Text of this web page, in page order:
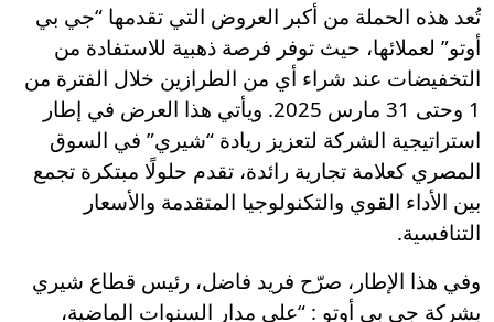
تُعد هذه الحملة من أكبر العروض التي تقدمها “جي بي
أوتو” لعملائها، حيث توفر فرصة ذهبية للاستفادة من
التخفيضات عند شراء أي من الطرازين خلال الفترة من
1 وحتى 31 مارس 2025. ويأتي هذا العرض في إطار
استراتيجية الشركة لتعزيز ريادة “شيري” في السوق
المصري كعلامة تجارية رائدة، تقدم حلولًا مبتكرة تجمع
بين الأداء القوي والتكنولوجيا المتقدمة والأسعار
التنافسية.
وفي هذا الإطار، صرّح فريد فاضل، رئيس قطاع شيري
بشركة جي بي أوتو : “على مدار السنوات الماضية،